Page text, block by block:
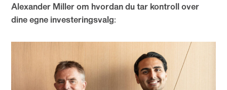
Alexander Miller om hvordan du tar kontroll over
dine egne investeringsvalg: